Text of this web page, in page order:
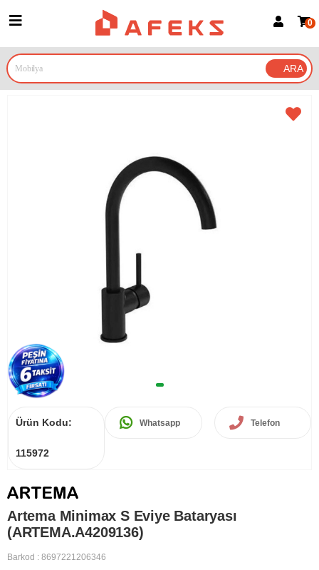
Google İle Bağlan
0
Ürün Kodu:
115972
Whatsapp Telefon
Artema Minimax S Eviye Bataryası
(ARTEMA.A4209136)
Barkod : 8697221206346